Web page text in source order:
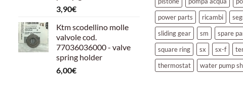
3,90€
Ktm scodellino molle
valvole cod.
77036036000 - valve
spring holder
6,00€
power parts
ricambi
sliding gear
sm
spare
square ring
sx sx-f
thermostat
water pump